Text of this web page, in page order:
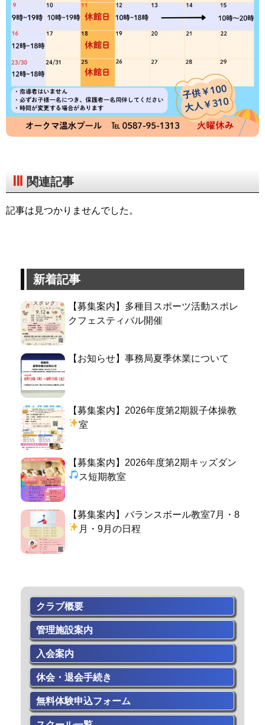
関連記事
記事は見つかりませんでした。
新着記事
【募集案内】多種目スポーツ活動スポレ
クフェスティバル開催
【お知らせ】事務局夏季休業について
【募集案内】2026年度第2期親子体操教
室
【募集案内】2026年度第2期キッズダン
ス短期教室
【募集案内】バランスボール教室7月・8
月・9月の日程
クラブ概要
管理施設案内
入会案内
休会・退会手続き
無料体験申込フォーム